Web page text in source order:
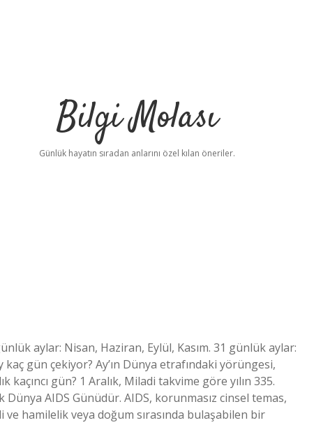
Bilgi Molası
Günlük hayatın sıradan anlarını özel kılan öneriler.
aylar: Nisan, Haziran, Eylül, Kasım. 31 günlük aylar:
gün çekiyor? Ay’ın Dünya etrafındaki yörüngesi,
kaçıncı gün? 1 Aralık, Miladi takvime göre yılın 335.
Dünya AIDS Günüdür. AIDS, korunmasız cinsel temas,
ve hamilelik veya doğum sırasında bulaşabilen bir